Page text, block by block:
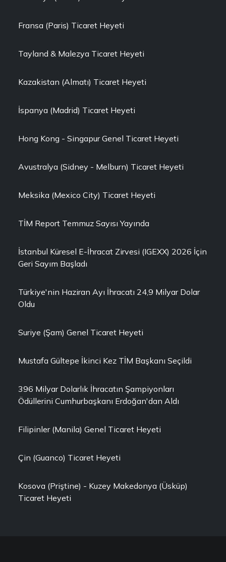
Fransa (Paris) Ticaret Heyeti
Tayland & Malezya Ticaret Heyeti
Kazakistan (Almatı) Ticaret Heyeti
İspanya (Madrid) Ticaret Heyeti
Hong Kong - Singapur Genel Ticaret Heyeti
Avustralya (Sidney - Melburn) Ticaret Heyeti
Meksika (Mexico City) Ticaret Heyeti
TİM Report Temmuz Sayısı Yayında
İstanbul Küresel E-İhracat Zirvesi (IGEXX) 2026 İçin
Geri Sayım Başladı
Türkiye'nin Haziran Ayı İhracatı 24,9 Milyar Dolar
Oldu
Suriye (Şam) Genel Ticaret Heyeti
Mustafa Gültepe İkinci Kez TİM Başkanı Seçildi
396 Milyar Dolarlık İhracatın Şampiyonları
Ödüllerini Cumhurbaşkanı Erdoğan'dan Aldı
Filipinler (Manila) Genel Ticaret Heyeti
Çin (Guanco) Ticaret Heyeti
Kosova (Priştine) - Kuzey Makedonya (Üsküp)
Ticaret Heyeti